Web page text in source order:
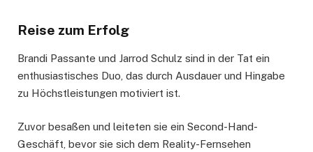
Reise zum Erfolg
Brandi Passante und Jarrod Schulz sind in der Tat ein
enthusiastisches Duo, das durch Ausdauer und Hingabe
zu Höchstleistungen motiviert ist.
Zuvor besaßen und leiteten sie ein Second-Hand-
Geschäft, bevor sie sich dem Reality-Fernsehen